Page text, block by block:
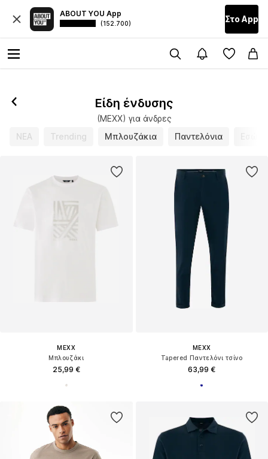
ABOUT YOU App
(152.700) Στο Αpp
Είδη ένδυσης
(MEXX) για άνδρες
ΝΕΑ
Trending Μπλουζάκια Παντελόνια
MEXX
Μπλουζάκι
25,99 €
MEXX
Tapered Παντελόνι τσίνο
63,99 €